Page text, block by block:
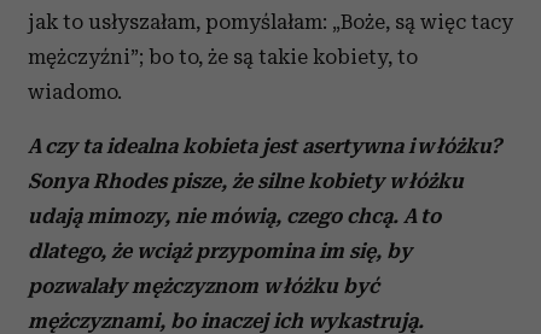
jak to usłyszałam, pomyślałam: „Boże, są więc tacy
mężczyźni”; bo to, że są takie kobiety, to
wiadomo.
A czy ta idealna kobieta jest asertywna i w łóżku?
Sonya Rhodes pisze, że silne kobiety w łóżku
udają mimozy, nie mówią, czego chcą. A to
dlatego, że wciąż przypomina im się, by
pozwalały mężczyznom w łóżku być
mężczyznami, bo inaczej ich wykastrują.